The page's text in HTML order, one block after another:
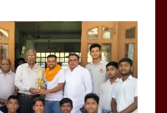
March 6, 2025
होलिका रखने पर लात मार कर होलिका को किया
तहस नहस,मोहल्ले वालों के साथ की गई गाली
गलोच ,कहा अगर रखी गई होली तो होगा खून